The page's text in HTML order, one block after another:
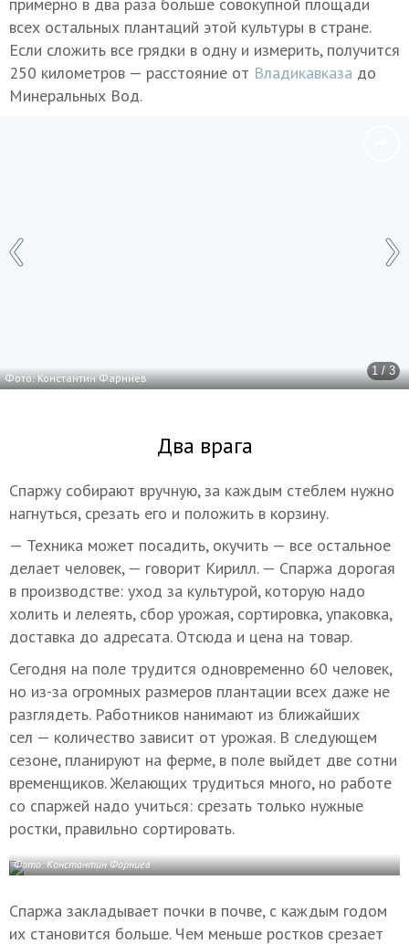
всех остальных плантаций этой культуры в стране.
Если сложить все грядки в одну и измерить, получится
250 километров — расстояние от Владикавказа до
Минеральных Вод.
1 / 3
Фото: Константин Фарниев
Два врага
Спаржу собирают вручную, за каждым стеблем нужно
нагнуться, срезать его и положить в корзину.
— Техника может посадить, окучить — все остальное
делает человек, — говорит Кирилл. — Спаржа дорогая
в производстве: уход за культурой, которую надо
холить и лелеять, сбор урожая, сортировка, упаковка,
доставка до адресата. Отсюда и цена на товар.
Сегодня на поле трудится одновременно 60 человек,
но из-за огромных размеров плантации всех даже не
разглядеть. Работников нанимают из ближайших
сел — количество зависит от урожая. В следующем
сезоне, планируют на ферме, в поле выйдет две сотни
временщиков. Желающих трудиться много, но работе
со спаржей надо учиться: срезать только нужные
ростки, правильно сортировать.
Фото: Константин Фарниев
Спаржа закладывает почки в почве, с каждым годом
их становится больше. Чем меньше ростков срезает